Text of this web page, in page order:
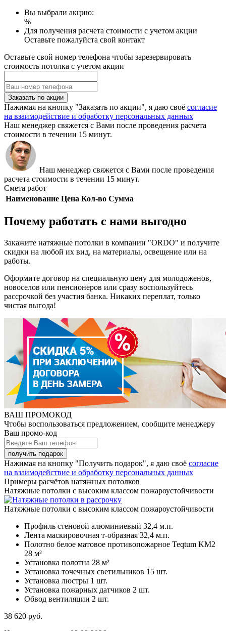
Вы выбрали акцию:
%
Для получения расчета стоимости с учетом акции
Оставьте пожалуйста свой контакт
Оставьте свой номер телефона чтобы зарезервировать
стоимость потолка с учетом акции
Заказать по акции
Нажимая на кнопку "Заказать по акции", я даю своё согласие
на взаимодействие и обработку персональных данных
Наш менеджер свяжется с Вами после проведения расчета
стоимости в течении 15 минут.
Наш менеджер свяжется с Вами после проведения
расчета стоимости в течении 15 минут.
Смета работ
Наименование Цена Кол-во Сумма
Почему работать с нами выгодно
Закажите натяжные потолки в компании "ORDO" и получите
скидки на любой их вид, на материалы, освещение или на
работы.
Оформите договор на специальную цену для молодоженов,
новоселов или пенсионеров или сразу воспользуйтесь
рассрочкой без участия банка. Никаких переплат, только
чистая выгода!
ВАШ ПРОМОКОД
Чтобы воспользоваться предложением, сообщите менеджеру
Ваш промо-код
Нажимая на кнопку "Получить подарок", я даю своё согласие
на взаимодействие и обработку персональных данных
Примеры расчётов натяжных потолков
Натяжные потолки с высоким классом пожароустойчивости
Натяжные потолки с высоким классом пожароустойчивости
Профиль стеновой алюминиевый 32,4 м.п.
Лента маскировочная т-образная 32,4 м.п.
Полотно белое матовое противопожарное Teqtum KM2
28 м²
Установка полотна 28 м²
Установка точечных светильников 15 шт.
Установка люстры 1 шт.
Установка пожарных датчиков 2 шт.
Обвод вентиляции 2 шт.
38 620 руб.